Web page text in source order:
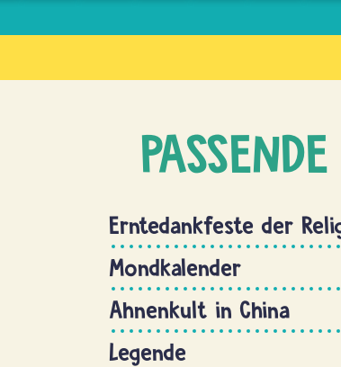
Erntedankfeste der
Mondkalender
Ahnenkult in China
Legende